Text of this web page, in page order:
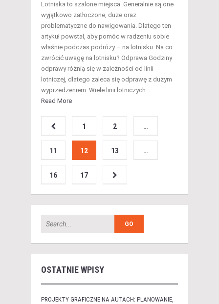
Lotniska to szalone miejsca. Generalnie są one
wyjątkowo zatłoczone, duże oraz
problematyczne do nawigowania. Dlatego ten
artykuł powstał, aby pomóc w radzeniu sobie
właśnie podczas podróży – na lotnisku. Na co
zwrócić uwagę na lotnisku? Odprawa Godziny
odprawy różnią się w zależności od linii
lotniczej, dlatego zaleca się odprawę z dużym
wyprzedzeniem. Wiele linii lotniczych…
Read More
1 2 …
11 12 13 …
16 17
OSTATNIE WPISY
PROJEKTY GRAFICZNE NA AUTACH: PLANOWANIE,